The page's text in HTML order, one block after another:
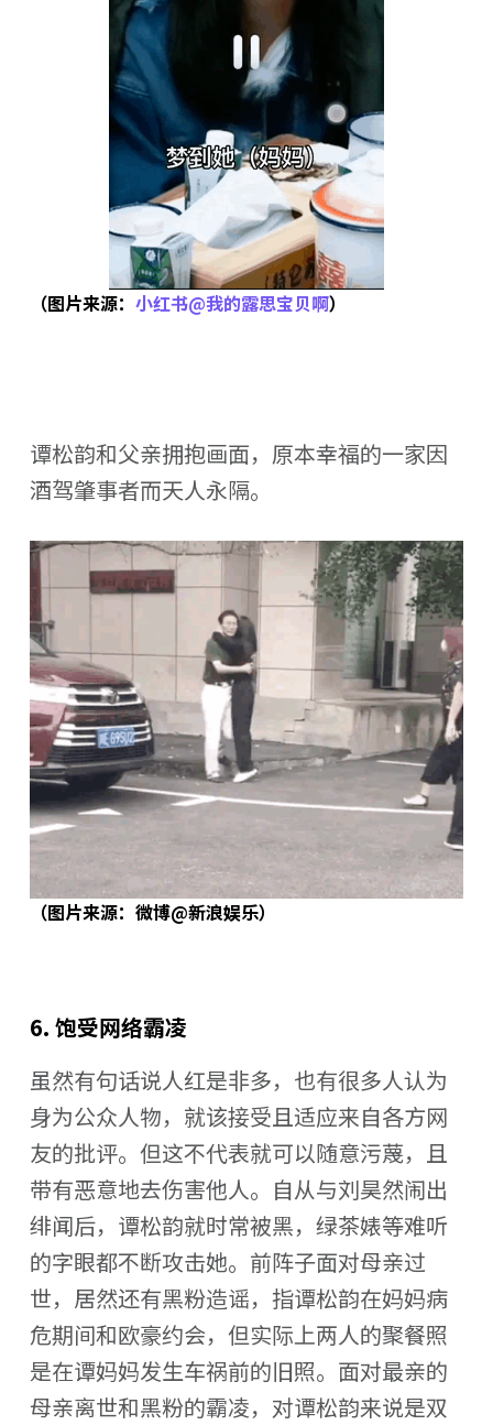
（图片来源： 小红书@我的露思宝贝啊）
谭松韵和父亲拥抱画面，原本幸福的一家因
酒驾肇事者而天人永隔。
（图片来源：微博@新浪娱乐）
6. 饱受网络霸凌
虽然有句话说人红是非多，也有很多人认为
身为公众人物，就该接受且适应来自各方网
友的批评。但这不代表就可以随意污蔑，且
带有恶意地去伤害他人。自从与刘昊然闹出
绯闻后，谭松韵就时常被黑，绿茶婊等难听
的字眼都不断攻击她。前阵子面对母亲过
世，居然还有黑粉造谣，指谭松韵在妈妈病
危期间和欧豪约会，但实际上两人的聚餐照
是在谭妈妈发生车祸前的旧照。面对最亲的
母亲离世和黑粉的霸凌，对谭松韵来说是双